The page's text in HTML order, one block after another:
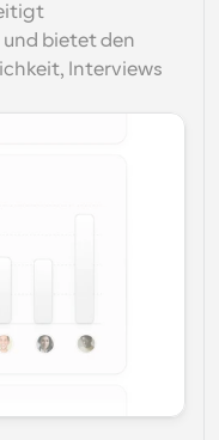
bietet den
Interviews